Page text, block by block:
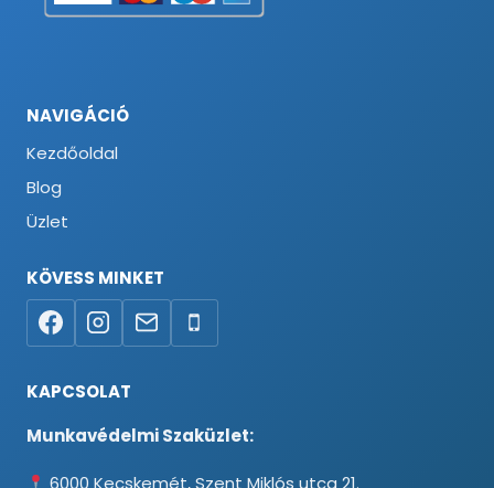
NAVIGÁCIÓ
Kezdőoldal
Blog
Üzlet
KÖVESS MINKET
KAPCSOLAT
Munkavédelmi Szaküzlet:
6000 Kecskemét, Szent Miklós utca 21.